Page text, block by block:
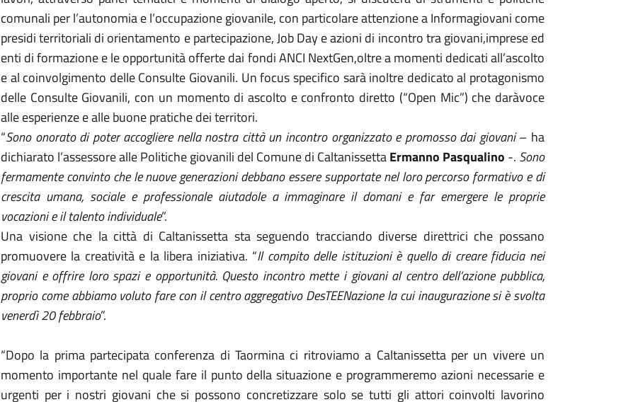
comunali per l’autonomia e l’occupazione giovanile, con particolare attenzione a Informagiovani come
presidi territoriali di orientamento e partecipazione, Job Day e azioni di incontro tra giovani,imprese ed
enti di formazione e le opportunità offerte dai fondi ANCI NextGen,oltre a momenti dedicati all’ascolto
e al coinvolgimento delle Consulte Giovanili. Un focus specifico sarà inoltre dedicato al protagonismo
delle Consulte Giovanili, con un momento di ascolto e confronto diretto (“Open Mic”) che daràvoce
alle esperienze e alle buone pratiche dei territori.
“Sono onorato di poter accogliere nella nostra città un incontro organizzato e promosso dai giovani– ha
dichiarato l’assessore alle Politiche giovanili del Comune di CaltanissettaErmanno Pasqualino -. Sono
fermamente convinto che le nuove generazioni debbano essere supportate nel loro percorso formativo e di
crescita umana, sociale e professionale aiutadole a immaginare il domani e far emergere le proprie
vocazioni e il talento individuale”.
Una visione che la città di Caltanissetta sta seguendo tracciando diverse direttrici che possano
promuovere la creatività e la libera iniziativa. “Il compito delle istituzioni è quello di creare fiducia nei
giovani e offrire loro spazi e opportunità. Questo incontro mette i giovani al centro dell’azione pubblica,
proprio come abbiamo voluto fare con il centro aggregativoDesTEENazione la cui inaugurazione si è svolta
venerdì 20 febbraio”.
“Dopo la prima partecipata conferenza di Taormina ci ritroviamo a Caltanissetta per un vivere un
momento importante nel quale fare il punto della situazione e programmeremo azioni necessarie e
urgenti per i nostri giovani che si possono concretizzare solo se tutti gli attori coinvolti lavorino